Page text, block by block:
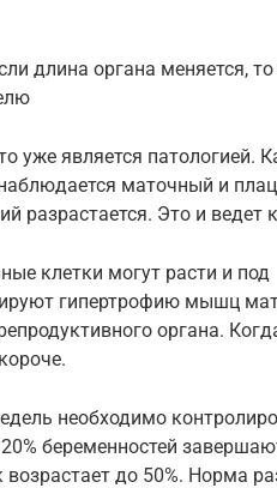
длина органа меняется, то
уже является патологией.
маточный и
разрастается. Это и
клетки могут расти и под
гипертрофию мышц
органа.
необходимо
беременностей
до 50%. Норма